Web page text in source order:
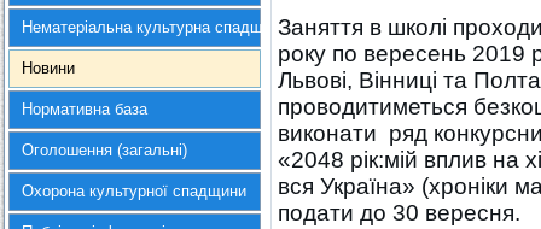
Нематеріальна культурна спадщина
Новини
Нормативна база
Оголошення (загальні)
Охорона культурної спадщини
Заняття в школі
року по вересень 2019
Львові, Вінниці та
проводитиметься
виконати ряд
«2048 рік:мій вплив на
вся Україна» (хроніки
подати до 30 вересня.